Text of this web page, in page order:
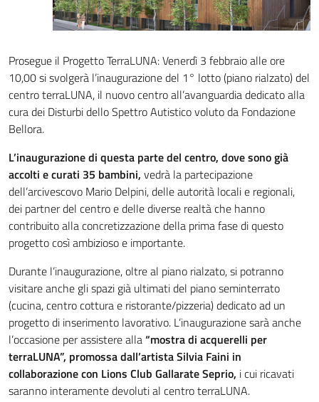
I Servizi di Salute Mentale e delle Dipendenze
Il Dipartimento di Salute Mentale e delle Dipendenze
Le Sedi Territoriali
I Servizi
I Servizi Sanitari e Sociosanitari Territoriali
I Distretti
Le Sedi Territoriali
Hospice e Cure Palliative
Staff della Direzione Generale
Prosegue il Progetto TerraLUNA: Venerdì 3 febbraio alle ore
10,00 si svolgerà l’inaugurazione del 1° lotto (piano rialzato) del
centro terraLUNA, il nuovo centro all’avanguardia dedicato alla
cura dei Disturbi dello Spettro Autistico voluto da Fondazione
Bellora.
L’inaugurazione di questa parte del centro, dove sono già
accolti e curati 35 bambini, vedrà la partecipazione
dell’arcivescovo Mario Delpini, delle autorità locali e regionali,
dei partner del centro e delle diverse realtà che hanno
contribuito alla concretizzazione della prima fase di questo
progetto così ambizioso e importante.
Durante l’inaugurazione, oltre al piano rialzato, si potranno
visitare anche gli spazi già ultimati del piano seminterrato
(cucina, centro cottura e ristorante/pizzeria) dedicato ad un
progetto di inserimento lavorativo. L’inaugurazione sarà anche
l’occasione per assistere alla“mostra di acquerelli per
terraLUNA”, promossa dall’artista Silvia Faini in
collaborazione con Lions Club Gallarate Seprio, i cui ricavati
saranno interamente devoluti al centro terraLUNA.